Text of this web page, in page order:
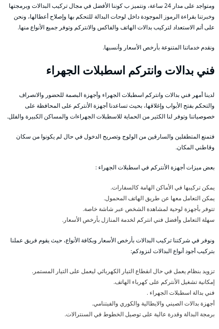
ومتواجد على مدار 24 ساعة، ونتميز ب كوننا الأفضل في مجال تركيب البدالات وبرمجتها
وخبرتنا بقراءة الرموز الموجودة داخل لوحات البدالة للتحكم بها وإصلاح أعطالها، ونحن
على أتم الاستعداد لتركيب بدالات الهاتف والفاكس والانتركم وتوفر جميع الأنواع منها.
ونقدم خدماتنا المتنوعة بأرخص الأسعار وأنسبها.
فني بدالات وانتركم اسطبلات الجهراء
لدينا أمهر فني بدالات وانتركم اسطبلات الجهراء وأجهزة البصمة للحضور والانصراف
والتحكم بفتح الأبواب وإغلاقها، بحيث تساعدنا أجهزة الأنتركم على المحافظة على
خصوصياتنا وتوفر لنا الكثير من الحماية للاسطبلات الجهراءات والمساكن الكبيرة والفلل.
فتمنع المتطفلين والسارقين من الولوج وتصريح الدخول في حال لم يكونوا من سكان
وقاطني المكان.
بعض ميزات أجهزة الأنتركم في اسطبلات الجهراء :
يمكن تركيبها في الأماكن الهامة كالسفارات.
يمكن التعامل معها عن طريق الهاتف المحمول.
تتوفر بأجهزة لوحية لمشاهدة الشخص عبر شاشة خاصة.
سهلة التعامل وأفضل فني انتركم لخدمة المنازل بأرخص الأسعار.
ونوفر في شركتنا تركيب البدالات بأرخص الأسعار وبكافة الأنواع، حيث يقوم فريق عملنا
بتركيب أجود أنواع البدالات لنزودكم:
تزويد بنظام يعمل في حال انقطاع التيار الكهربائي ليعمل على التيار المستمر.
إمكانية تشغيل الأنتركم على كهرباء الهاتف.
فني بدالة اسطبلات الجهراء .
أجهزة بدالات الصيني والايطالية والكوري والفيتنامي.
برمجة البدالة وقدرة عالية على توصيل الخطوط في السنترالات.